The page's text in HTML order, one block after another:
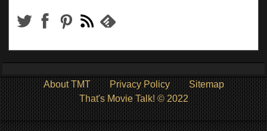
About TMT Privacy Policy
Sitemap
That's Movie Talk! © 2022